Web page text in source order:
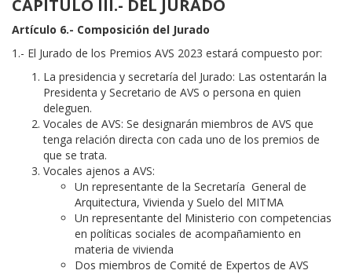
CAPÍTULO III.- DEL JURADO
Artículo 6.- Composición del Jurado
1.- El Jurado de los Premios AVS 2023 estará compuesto por:
La presidencia y secretaría del Jurado: Las ostentarán la
Presidenta y Secretario de AVS o persona en quien
deleguen.
Vocales de AVS: Se designarán miembros de AVS que
tenga relación directa con cada uno de los premios de
que se trata.
Vocales ajenos a AVS:
Un representante de la Secretaría General de
Arquitectura, Vivienda y Suelo del MITMA
Un representante del Ministerio con competencias
en políticas sociales de acompañamiento en
materia de vivienda
Dos miembros de Comité de Expertos de AVS